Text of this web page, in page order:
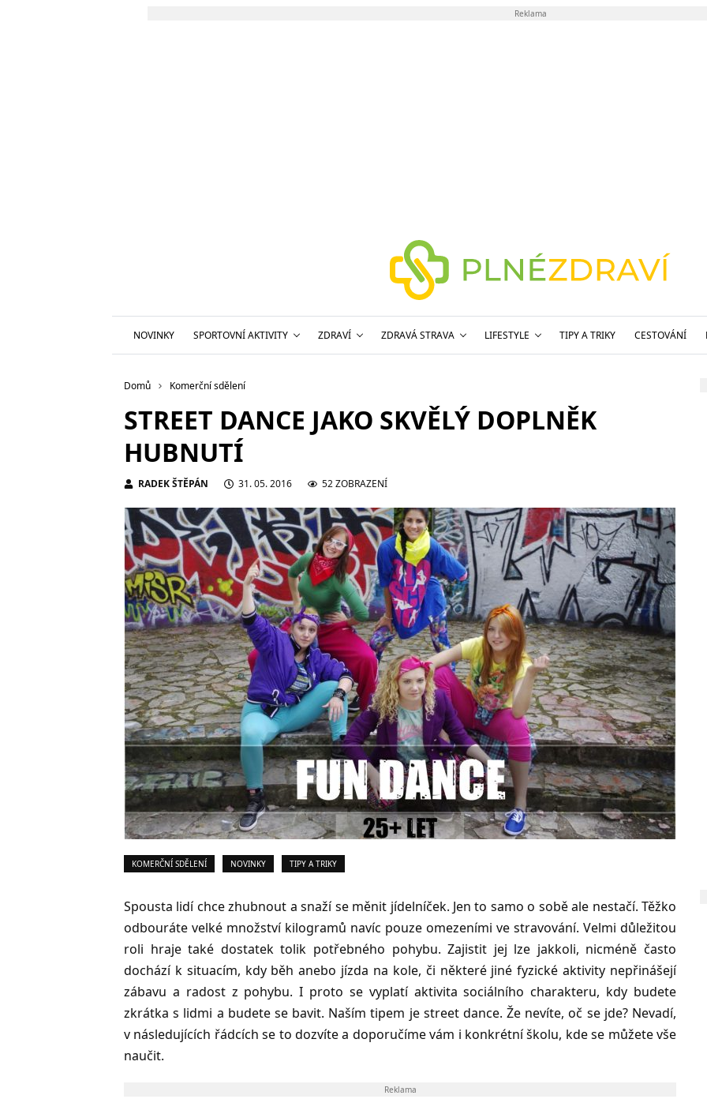
Reklama
NOVINKY SPORTOVNÍ AKTIVITY ZDRAVÍ ZDRAVÁ STRAVA LIFESTYLE TIPY A TRIKY CESTOVÁNÍ
Domů Komerční sdělení
STREET DANCE JAKO SKVĚLÝ DOPLNĚK
HUBNUTÍ
RADEK ŠTĚPÁN 31. 05. 2016 52 ZOBRAZENÍ
KOMERČNÍ SDĚLENÍ NOVINKY TIPY A TRIKY
Spousta lidí chce zhubnout a snaží se měnit jídelníček. Jen to samo o sobě ale nestačí. Těžko
odbouráte velké množství kilogramů navíc pouze omezeními ve stravování. Velmi důležitou
roli hraje také dostatek tolik potřebného pohybu. Zajistit jej lze jakkoli, nicméně často
dochází k situacím, kdy běh anebo jízda na kole, či některé jiné fyzické aktivity nepřinášejí
zábavu a radost z pohybu. I proto se vyplatí aktivita sociálního charakteru, kdy budete
zkrátka s lidmi a budete se bavit. Naším tipem je street dance. Že nevíte, oč se jde? Nevadí,
v následujících řádcích se to dozvíte a doporučíme vám i konkrétní školu, kde se můžete vše
naučit.
Reklama